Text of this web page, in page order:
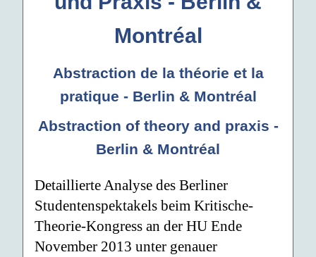
Montréal
Abstraction de la théorie et la
pratique - Berlin & Montréal
Abstraction of theory and praxis -
Berlin & Montréal
Detaillierte Analyse des Berliner
Studentenspektakels beim Kritische-
Theorie-Kongress an der HU Ende
November 2013 unter genauer